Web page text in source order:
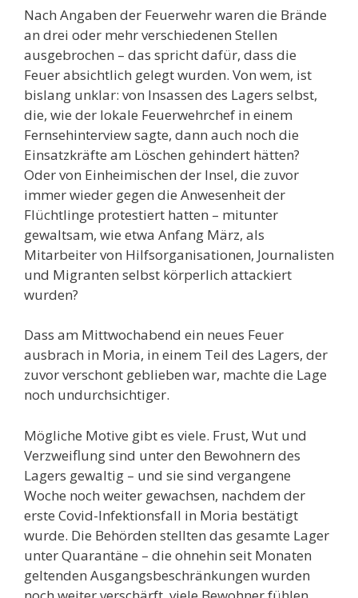
Nach Angaben der Feuerwehr waren die Brände
an drei oder mehr verschiedenen Stellen
ausgebrochen – das spricht dafür, dass die
Feuer absichtlich gelegt wurden. Von wem, ist
bislang unklar: von Insassen des Lagers selbst,
die, wie der lokale Feuerwehrchef in einem
Fernsehinterview sagte, dann auch noch die
Einsatzkräfte am Löschen gehindert hätten?
Oder von Einheimischen der Insel, die zuvor
immer wieder gegen die Anwesenheit der
Flüchtlinge protestiert hatten – mitunter
gewaltsam, wie etwa Anfang März, als
Mitarbeiter von Hilfsorganisationen, Journalisten
und Migranten selbst körperlich attackiert
wurden?
Dass am Mittwochabend ein neues Feuer
ausbrach in Moria, in einem Teil des Lagers, der
zuvor verschont geblieben war, machte die Lage
noch undurchsichtiger.
Mögliche Motive gibt es viele. Frust, Wut und
Verzweiflung sind unter den Bewohnern des
Lagers gewaltig – und sie sind vergangene
Woche noch weiter gewachsen, nachdem der
erste Covid-Infektionsfall in Moria bestätigt
wurde. Die Behörden stellten das gesamte Lager
unter Quarantäne – die ohnehin seit Monaten
geltenden Ausgangsbeschränkungen wurden